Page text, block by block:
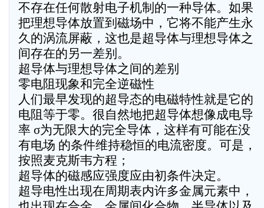
不存在任何散射电子机制的一种导体。如果
把理想导体放置到磁场中，它将不能产生永
久的涡流屏蔽，这也是超导体与理想导体之
间存在的另一差别。
超导体与理想导体之间的差别
零电阻现象和完全逆磁性
人们最早发现的超导态的电磁特性就是它的
电阻等于零。很自然地把超导体想像成电导
率 σ为无限大的完全导体，这样有可能在没
有电场 的条件维持稳恒的电流密度。可是，
按照麦克斯韦方程；
超导体的磁感应强度应由初条件决定。
超导电性出现在周期表内许多金属元素中，